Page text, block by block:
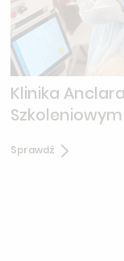
Klinika
Sprawdź